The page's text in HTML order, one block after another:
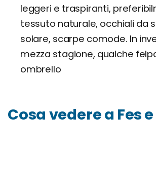
leggeri e traspiranti,
tessuto naturale, occhiali da
solare, scarpe comode. In
mezza stagione, qualche
ombrello
Cosa vedere a Fes